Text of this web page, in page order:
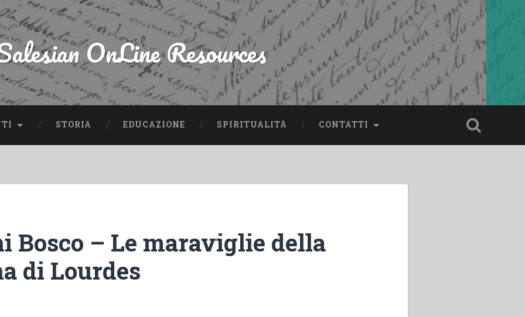
OnLine Resources
STORIA EDUCAZIONE SPIRITUALITÀ CONTATTI
Bosco – Le maraviglie della
di Lourdes